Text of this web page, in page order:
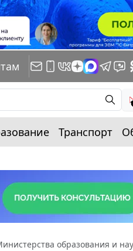
Транспорт
образования и